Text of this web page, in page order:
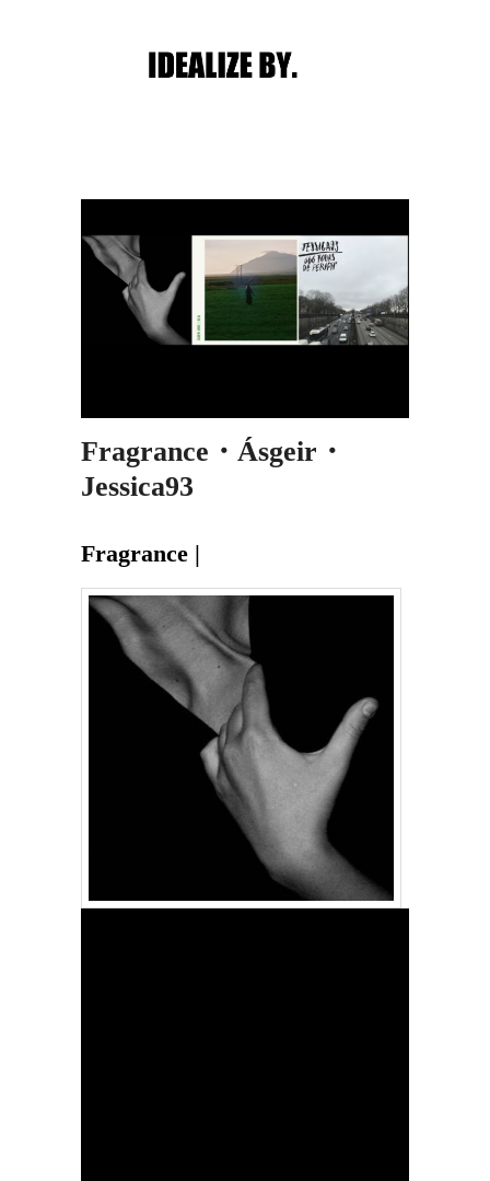
Fragrance・Ásgeir・
Jessica93
Fragrance |